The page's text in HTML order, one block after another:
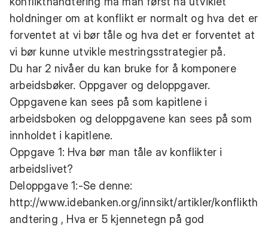
holdninger om at konflikt er normalt og hva det er
forventet at vi bør tåle og hva det er forventet at
vi bør kunne utvikle mestringsstrategier på.
Du har 2 nivåer du kan bruke for å komponere
arbeidsbøker. Oppgaver og deloppgaver.
Oppgavene kan sees på som kapitlene i
arbeidsboken og deloppgavene kan sees på som
innholdet i kapitlene.
Oppgave 1: Hva bør man tåle av konflikter i
arbeidslivet?
Deloppgave 1:-Se denne:
http://www.idebanken.org/innsikt/artikler/konflikth
andtering , Hva er 5 kjennetegn på god